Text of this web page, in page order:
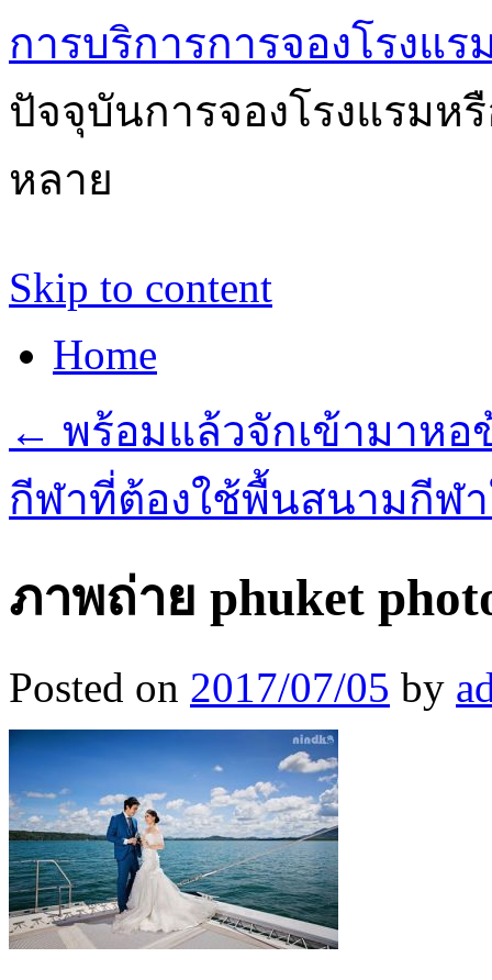
การบริการการจองโรงแ
ปัจจุบันการจองโรงแรมห
หลาย
Skip to content
Home
← พร้อมแล้วจักเข้ามาหอ
กีฬาที่ต้องใช้พื้นสนามกีฬ
ภาพถ่าย phuket
Posted on 2017/07/05 by